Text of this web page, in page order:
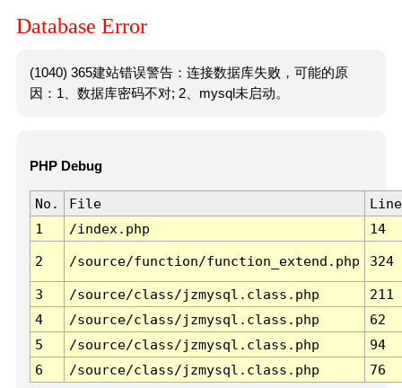
Database Error
(1040) 365建站错误警告：连接数据库失败，可能的原
因：1、数据库密码不对; 2、mysql未启动。
PHP Debug
No. File
Line
1
/index.php 14
2 /source/function/function_extend.php 324
3 /source/class/jzmysql.class.php
211
4
/source/class/jzmysql.class.php
62
5
/source/class/jzmysql.class.php
94
6
/source/class/jzmysql.class.php 76